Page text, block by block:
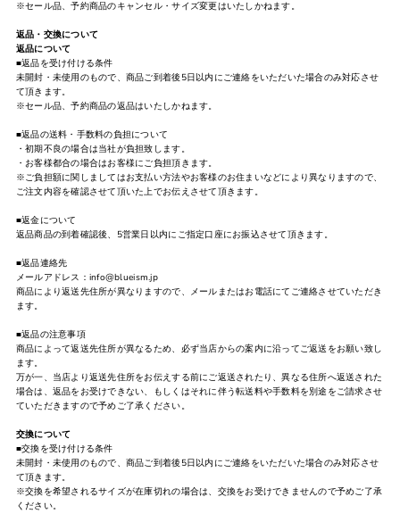
※セール品、予約商品のキャンセル・サイズ変更はいたしかねます。
返品・交換について
返品について
■返品を受け付ける条件
未開封・未使用のもので、商品ご到着後5日以内にご連絡をいただいた場合のみ対応させ
て頂きます。
※セール品、予約商品の返品はいたしかねます。
■返品の送料・手数料の負担について
・初期不良の場合は当社が負担致します。
・お客様都合の場合はお客様にご負担頂きます。
※ご負担額に関しましてはお支払い方法やお客様のお住まいなどにより異なりますので、
ご注文内容を確認させて頂いた上でお伝えさせて頂きます。
■返金について
返品商品の到着確認後、5営業日以内にご指定口座にお振込させて頂きます。
■返品連絡先
メールアドレス：info@blueism.jp
商品により返送先住所が異なりますので、メールまたはお電話にてご連絡させていただき
ます。
■返品の注意事項
商品によって返送先住所が異なるため、必ず当店からの案内に沿ってご返送をお願い致し
ます。
万が一、当店より返送先住所をお伝えする前にご返送されたり、異なる住所へ返送された
場合は、返品をお受けできない、もしくはそれに伴う転送料や手数料を別途をご請求させ
ていただきますので予めご了承ください。
交換について
■交換を受け付ける条件
未開封・未使用のもので、商品ご到着後5日以内にご連絡をいただいた場合のみ対応させ
て頂きます。
※交換を希望されるサイズが在庫切れの場合は、交換をお受けできませんので予めご了承
ください。